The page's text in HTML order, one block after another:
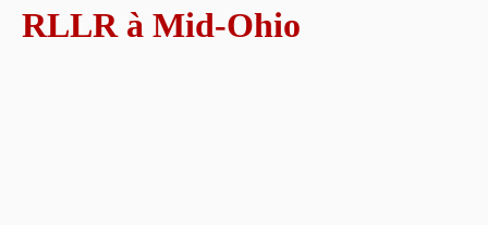
RLLR à Mid-Ohio